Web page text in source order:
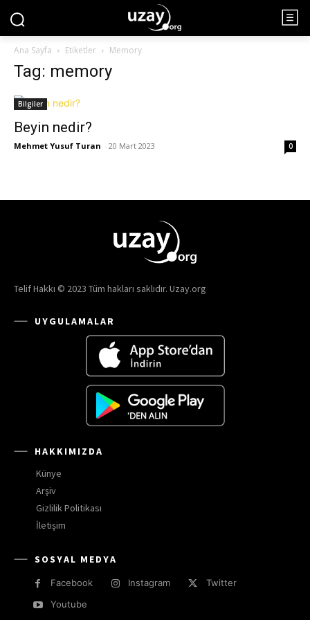
Ana Sayfa Etiketler Memory
Tag: memory
Bilgiler
Beyin nedir?
Mehmet Yusuf Turan - 20 Mart 2023 0
Telif Hakkı © 2023 Tüm hakları saklıdır. Uzay.org
UYGULAMALAR
HAKKIMIZDA
Künye
Arşiv
Gizlilik Politikası
İletişim
SOSYAL MEDYA
Facebook Instagram
Twitter
Youtube